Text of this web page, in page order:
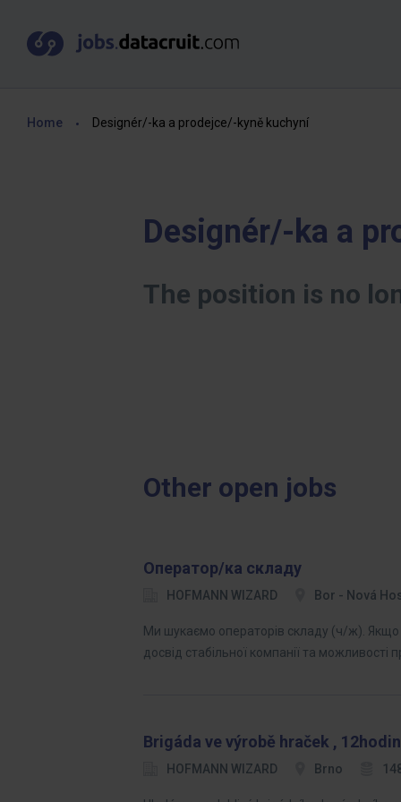
Home Designér/-ka a prodejce/-kyně kuchyní
Designér/-ka a
The position is no
Other open jobs
Оператор/ка складу
HOFMANN WIZARD Bor - Nová
Ми шукаємо операторів складу (ч/ж). Якщо
досвід стабільної компанії та можливості
Brigáda ve výrobě hraček ,
HOFMANN WIZARD Brno